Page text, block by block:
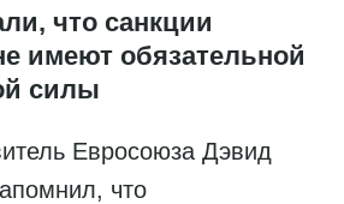
что санкции
имеют обязательной
силы
Евросоюза Дэвид
что